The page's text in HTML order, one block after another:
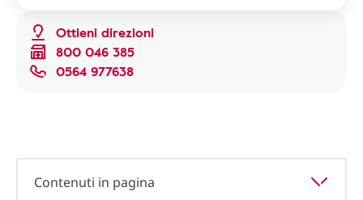
Ottieni direzioni
800 046 385
0564 977638
Contenuti in pagina